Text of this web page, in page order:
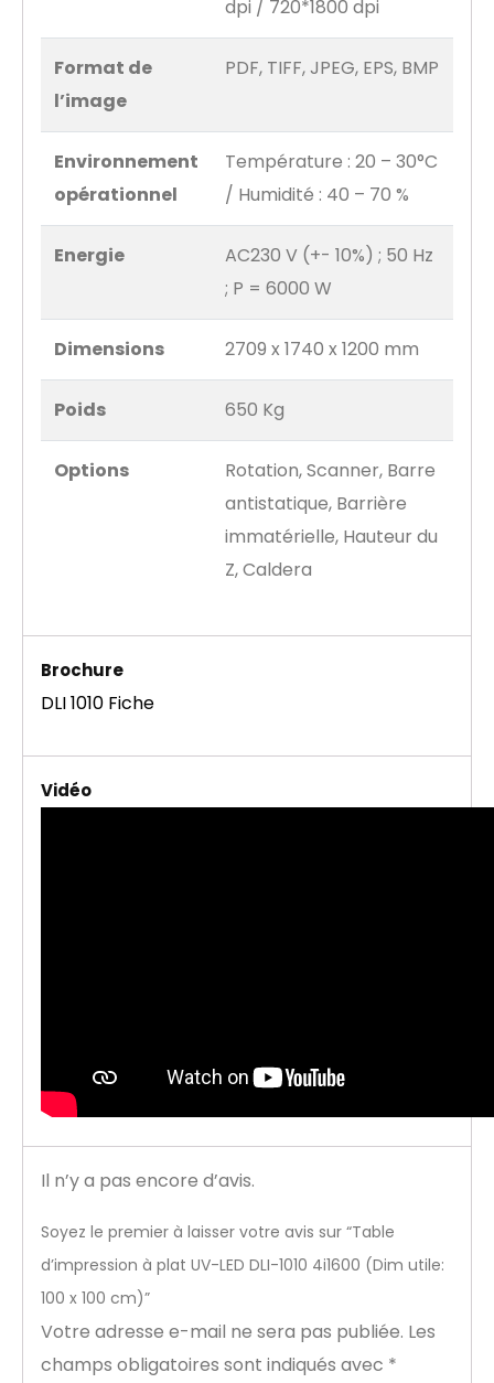
dpi / 720*1800 dpi
Format de
l’image
PDF, TIFF, JPEG, EPS, BMP
Environnement
opérationnel
Température : 20 – 30°C
/ Humidité : 40 – 70 %
Energie
AC230 V (+- 10%) ; 50 Hz
; P = 6000 W
Dimensions 2709 x 1740 x 1200 mm
Poids 650 Kg
Options
Rotation, Scanner, Barre
antistatique, Barrière
immatérielle, Hauteur du
Z, Caldera
Brochure
DLI 1010 Fiche
Vidéo
Il n’y a pas encore d’avis.
Soyez le premier à laisser votre avis sur “Table
d’impression à plat UV-LED DLI-1010 4i1600 (Dim utile:
100 x 100 cm)”
Votre adresse e-mail ne sera pas publiée. Les
champs obligatoires sont indiqués avec *